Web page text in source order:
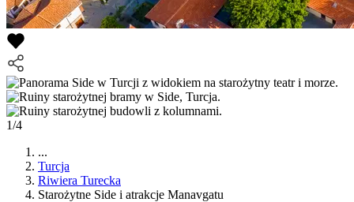
1/4
...
Turcja
Riwiera Turecka
Starożytne Side i atrakcje Manavgatu